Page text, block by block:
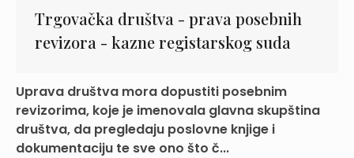
Trgovačka društva - prava posebnih
revizora - kazne registarskog suda
Uprava društva mora dopustiti posebnim
revizorima, koje je imenovala glavna skupština
društva, da pregledaju poslovne knjige i
dokumentaciju te sve ono što č...